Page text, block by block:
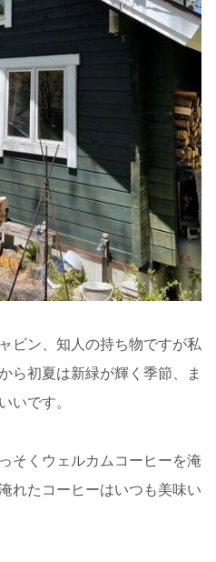
ビン、知人の持ち物ですが私
ら初夏は新緑が輝く季節、ま
いです。
そくウェルカムコーヒーを淹
れたコーヒーはいつも美味い